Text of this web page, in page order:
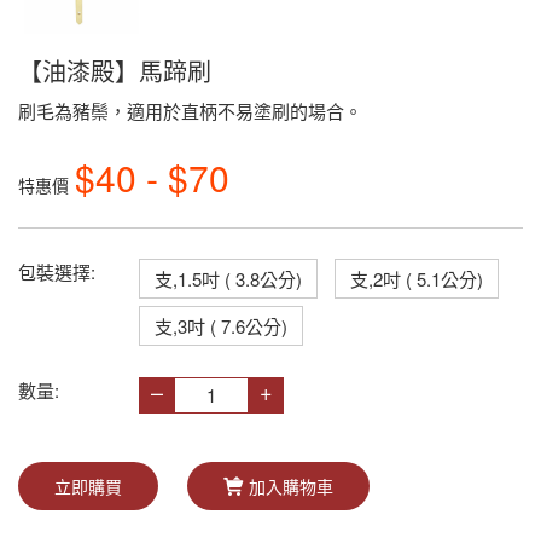
【油漆殿】馬蹄刷
刷毛為豬鬃，適用於直柄不易塗刷的場合。
特惠價 $40 - $70
包裝選擇: 支,1.5吋 ( 3.8公分)
支,2吋 ( 5.1公分)
支,3吋 ( 7.6公分)
數量: – +
立即購買 加入購物車